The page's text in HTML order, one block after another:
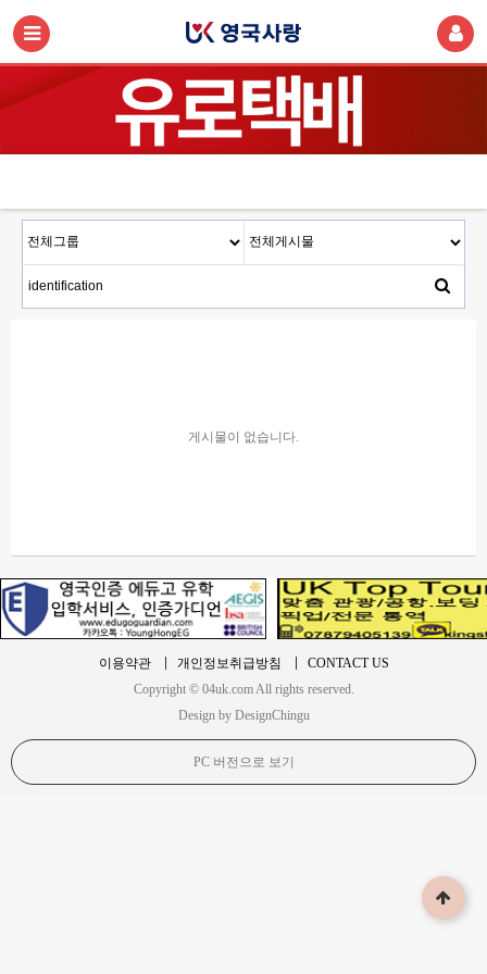
게시물이 없습니다.
이용약관 개인정보취급방침
CONTACT US
Copyright © 04uk.com All rights reserved.
Design by DesignChingu
PC 버전으로 보기